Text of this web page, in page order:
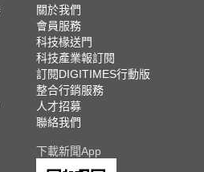
關於我們
會員服務
科技椽送門
科技產業報訂閱
訂閱DIGITIMES行動版
整合行銷服務
人才招募
聯絡我們
下載新聞App